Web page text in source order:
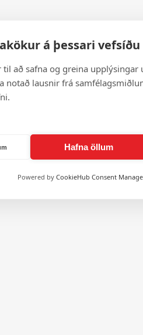
á þessari vefsíðu
að safna og greina
notað lausnir frá
Hafna öllum
Powered by CookieHub Consent